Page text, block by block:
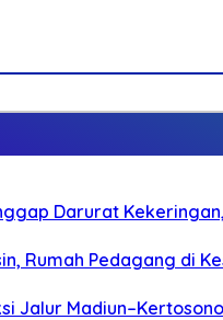
Darurat
Rumah Pedagang di
Jalur